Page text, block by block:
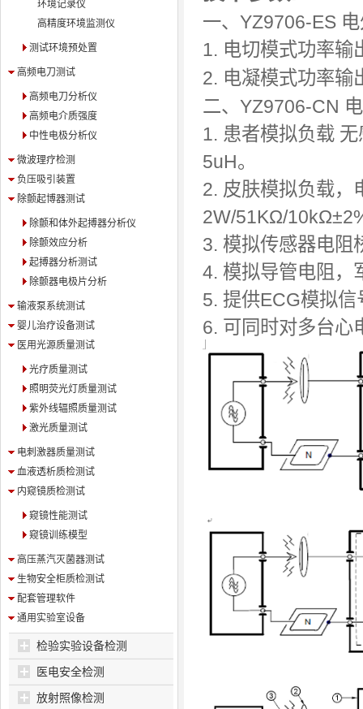
环境记录仪
高精度环境监测仪
测试环境预处置
高频电刀测试
高频电刀分析仪
高频电介质强度
中性电极分析仪
微波理疗检测
负压吸引装置
除颤起博器测试
除颤和体外起搏器分析仪
除颤效应分析
起搏器分析测试
除颤器电极片分析
输液泵系统测试
婴儿治疗设备测试
医用光源质量测试
光疗质量测试
照明荧光灯质量测试
紫外线辐照质量测试
激光质量测试
电刺激器质量测试
血液透析质检测试
内窥镜质检测试
窥镜性能测试
窥镜训练模型
高压蒸汽灭菌器测试
生物安全柜质检测试
配套管理软件
通用实验室设备
检验实验设备检测
医电安全检测
放射照像检测
一、YZ9706-ES
1. 电切模式功率输
2. 电凝模式功率输
二、YZ9706-CN
1. 患者模拟负载
5uH。
2. 皮肤模拟负载，
2W/51KΩ/
3. 模拟传感器电阻
4. 模拟导管电阻，
5. 提供ECG模拟信
6. 可同时对多台心